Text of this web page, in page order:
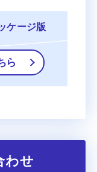
ケージ版
ら
わせ